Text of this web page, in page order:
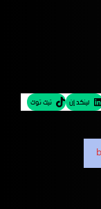
لينكد إن تيك توك